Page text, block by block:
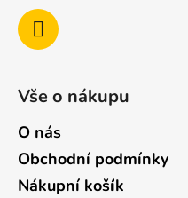
Vše o nákupu
O nás
Obchodní podmínky
Nákupní košík